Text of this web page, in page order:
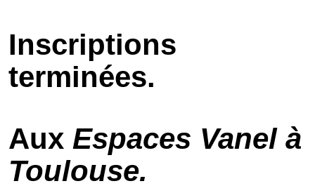
Inscriptions
terminées.
Aux Espaces Vanel à
Toulouse.